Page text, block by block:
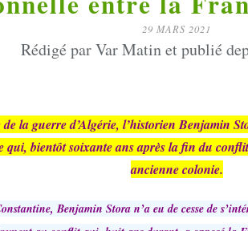
29 MARS 2021
Rédigé par Var Matin et publié
de la guerre d’Algérie, l’historien Benjamin
qui, bientôt soixante ans après la fin du
ancienne colonie.
Benjamin Stora n’a eu de cesse de